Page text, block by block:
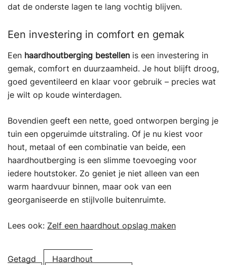
dat de onderste lagen te lang vochtig blijven.
Een investering in comfort en gemak
Een haardhoutberging bestellen is een investering in
gemak, comfort en duurzaamheid. Je hout blijft droog,
goed geventileerd en klaar voor gebruik – precies wat
je wilt op koude winterdagen.
Bovendien geeft een nette, goed ontworpen berging je
tuin een opgeruimde uitstraling. Of je nu kiest voor
hout, metaal of een combinatie van beide, een
haardhoutberging is een slimme toevoeging voor
iedere houtstoker. Zo geniet je niet alleen van een
warm haardvuur binnen, maar ook van een
georganiseerde en stijlvolle buitenruimte.
Lees ook: Zelf een haardhout opslag maken
Getagd
Haardhout